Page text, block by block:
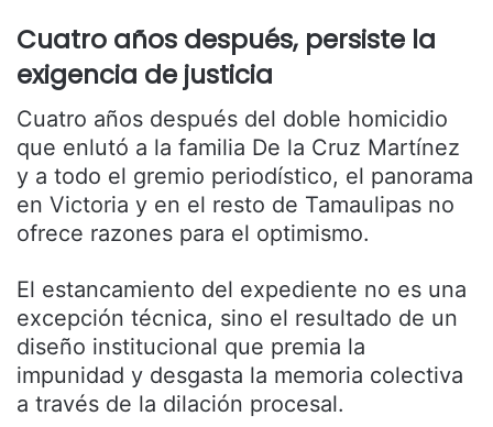
Cuatro años después, persiste la
exigencia de justicia
Cuatro años después del doble homicidio
que enlutó a la familia De la Cruz Martínez
y a todo el gremio periodístico, el panorama
en Victoria y en el resto de Tamaulipas no
ofrece razones para el optimismo.
El estancamiento del expediente no es una
excepción técnica, sino el resultado de un
diseño institucional que premia la
impunidad y desgasta la memoria colectiva
a través de la dilación procesal.